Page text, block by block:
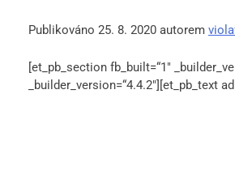
Publikováno 25. 8. 2020 autorem
[et_pb_section fb_built=“1″
_builder_version=“4.4.2″][et_pb_text